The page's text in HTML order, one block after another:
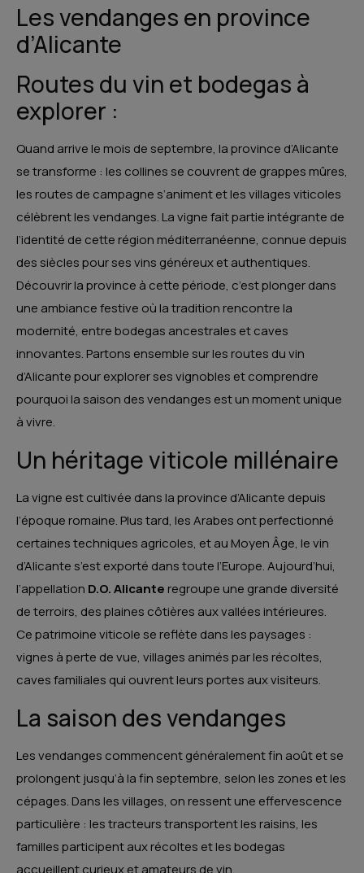
Les vendanges en province
d’Alicante
Routes du vin et bodegas à
explorer :
Quand arrive le mois de septembre, la province d’Alicante
se transforme : les collines se couvrent de grappes mûres,
les routes de campagne s’animent et les villages viticoles
célèbrent les vendanges. La vigne fait partie intégrante de
l’identité de cette région méditerranéenne, connue depuis
des siècles pour ses vins généreux et authentiques.
Découvrir la province à cette période, c’est plonger dans
une ambiance festive où la tradition rencontre la
modernité, entre bodegas ancestrales et caves
innovantes. Partons ensemble sur les routes du vin
d’Alicante pour explorer ses vignobles et comprendre
pourquoi la saison des vendanges est un moment unique
à vivre.
Un héritage viticole millénaire
La vigne est cultivée dans la province d’Alicante depuis
l’époque romaine. Plus tard, les Arabes ont perfectionné
certaines techniques agricoles, et au Moyen Âge, le vin
d’Alicante s’est exporté dans toute l’Europe. Aujourd’hui,
l’appellation D.O. Alicante regroupe une grande diversité
de terroirs, des plaines côtières aux vallées intérieures.
Ce patrimoine viticole se reflète dans les paysages :
vignes à perte de vue, villages animés par les récoltes,
caves familiales qui ouvrent leurs portes aux visiteurs.
La saison des vendanges
Les vendanges commencent généralement fin août et se
prolongent jusqu’à la fin septembre, selon les zones et les
cépages. Dans les villages, on ressent une effervescence
particulière : les tracteurs transportent les raisins, les
familles participent aux récoltes et les bodegas
accueillent curieux et amateurs de vin.